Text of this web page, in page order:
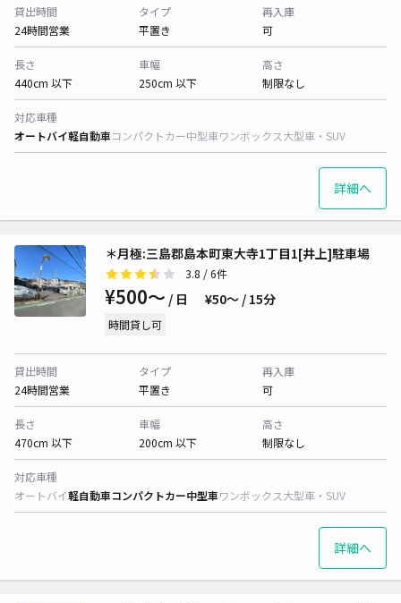
貸出時間
24時間営業
タイプ
平置き
再入庫
可
長さ
440cm 以下
車幅
250cm 以下
高さ
制限なし
対応車種
オートバイ軽自動車コンパクトカー中型車ワンボックス大型車・SUV
詳細へ
＊月極:三島郡島本町東大寺1丁目1[井上]駐車場
3.8 / 6件
¥500〜 / 日 ¥50〜 / 15分
時間貸し可
貸出時間
24時間営業
タイプ
平置き
再入庫
可
長さ
470cm 以下
車幅
200cm 以下
高さ
制限なし
対応車種
オートバイ軽自動車コンパクトカー中型車ワンボックス大型車・SUV
詳細へ